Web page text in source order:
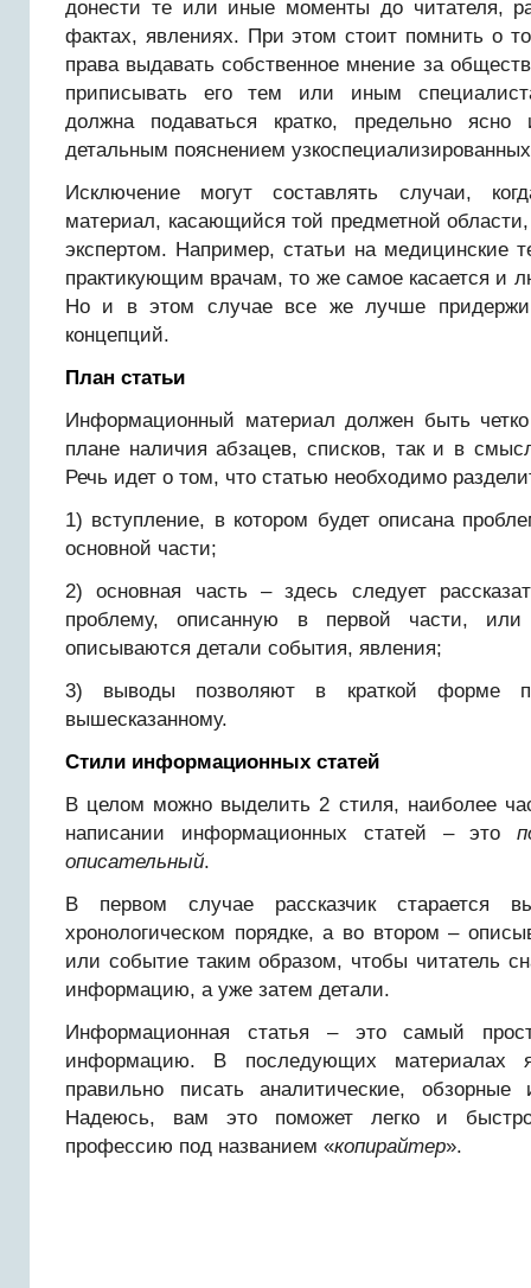
донести те или иные моменты до читателя,
фактах, явлениях. При этом стоит помнить о
права выдавать собственное мнение за
приписывать его тем или иным
должна подаваться кратко, предельно
детальным пояснением
Исключение могут составлять случаи,
материал, касающийся той предметной области,
экспертом. Например, статьи на медицинские
практикующим врачам, то же самое касается и
Но и в этом случае все же лучше
концепций.
План статьи
Информационный материал должен быть четко
плане наличия абзацев, списков, так и в
Речь идет о том, что статью необходимо
1) вступление, в котором будет описана
основной части;
2) основная часть – здесь следует
проблему, описанную в первой части,
описываются детали события, явления;
3) выводы позволяют в краткой форме
вышесказанному.
Стили информационных статей
В целом можно выделить 2 стиля, наиболее
написании информационных статей – это
описательный.
В первом случае рассказчик старается
хронологическом порядке, а во втором –
или событие таким образом, чтобы читатель
информацию, а уже затем детали.
Информационная статья – это самый
информацию. В последующих материалах
правильно писать аналитические,
Надеюсь, вам это поможет легко и
профессию под названием «копирайтер».